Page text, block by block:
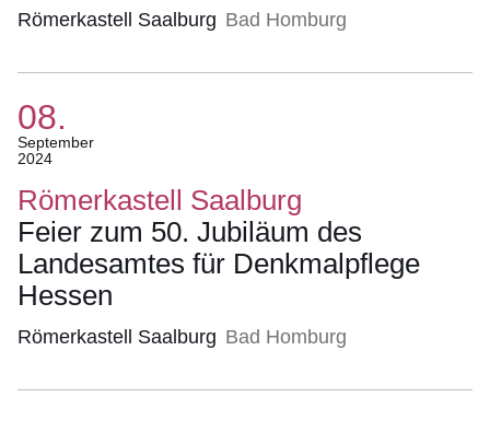
Mai
Römerkastell Saalburg Bad Homburg
08.
September
2024
(Termin:
08.
September
2024)
Römerkastell Saalburg
Feier zum 50. Jubiläum des
Landesamtes für Denkmalpflege
Hessen
Römerkastell Saalburg Bad Homburg